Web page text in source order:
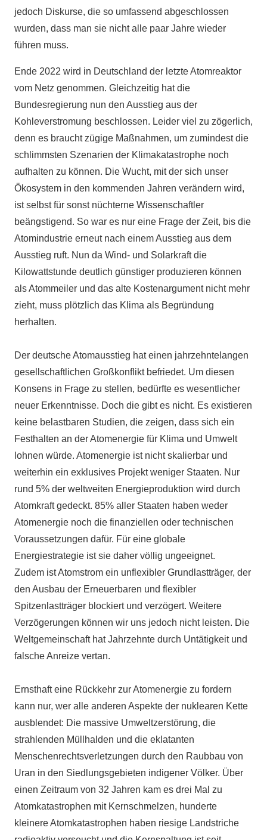
jedoch Diskurse, die so umfassend abgeschlossen
wurden, dass man sie nicht alle paar Jahre wieder
führen muss.
Ende 2022 wird in Deutschland der letzte Atomreaktor
vom Netz genommen. Gleichzeitig hat die
Bundesregierung nun den Ausstieg aus der
Kohleverstromung beschlossen. Leider viel zu zögerlich,
denn es braucht zügige Maßnahmen, um zumindest die
schlimmsten Szenarien der Klimakatastrophe noch
aufhalten zu können. Die Wucht, mit der sich unser
Ökosystem in den kommenden Jahren verändern wird,
ist selbst für sonst nüchterne Wissenschaftler
beängstigend. So war es nur eine Frage der Zeit, bis die
Atomindustrie erneut nach einem Ausstieg aus dem
Ausstieg ruft. Nun da Wind- und Solarkraft die
Kilowattstunde deutlich günstiger produzieren können
als Atommeiler und das alte Kostenargument nicht mehr
zieht, muss plötzlich das Klima als Begründung
herhalten.
Der deutsche Atomausstieg hat einen jahrzehntelangen
gesellschaftlichen Großkonflikt befriedet. Um diesen
Konsens in Frage zu stellen, bedürfte es wesentlicher
neuer Erkenntnisse. Doch die gibt es nicht. Es existieren
keine belastbaren Studien, die zeigen, dass sich ein
Festhalten an der Atomenergie für Klima und Umwelt
lohnen würde. Atomenergie ist nicht skalierbar und
weiterhin ein exklusives Projekt weniger Staaten. Nur
rund 5% der weltweiten Energieproduktion wird durch
Atomkraft gedeckt. 85% aller Staaten haben weder
Atomenergie noch die finanziellen oder technischen
Voraussetzungen dafür. Für eine globale
Energiestrategie ist sie daher völlig ungeeignet.
Zudem ist Atomstrom ein unflexibler Grundlastträger, der
den Ausbau der Erneuerbaren und flexibler
Spitzenlastträger blockiert und verzögert. Weitere
Verzögerungen können wir uns jedoch nicht leisten. Die
Weltgemeinschaft hat Jahrzehnte durch Untätigkeit und
falsche Anreize vertan.
Ernsthaft eine Rückkehr zur Atomenergie zu fordern
kann nur, wer alle anderen Aspekte der nuklearen Kette
ausblendet: Die massive Umweltzerstörung, die
strahlenden Müllhalden und die eklatanten
Menschenrechtsverletzungen durch den Raubbau von
Uran in den Siedlungsgebieten indigener Völker. Über
einen Zeitraum von 32 Jahren kam es drei Mal zu
Atomkatastrophen mit Kernschmelzen, hunderte
kleinere Atomkatastrophen haben riesige Landstriche